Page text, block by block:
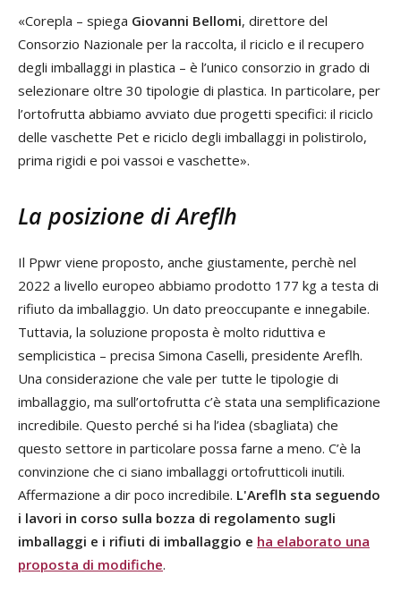
«Corepla – spiega Giovanni Bellomi, direttore del
Consorzio Nazionale per la raccolta, il riciclo e il recupero
degli imballaggi in plastica – è l’unico consorzio in grado di
selezionare oltre 30 tipologie di plastica. In particolare, per
l’ortofrutta abbiamo avviato due progetti specifici: il riciclo
delle vaschette Pet e riciclo degli imballaggi in polistirolo,
prima rigidi e poi vassoi e vaschette».
La posizione di Areflh
Il Ppwr viene proposto, anche giustamente, perchè nel
2022 a livello europeo abbiamo prodotto 177 kg a testa di
rifiuto da imballaggio. Un dato preoccupante e innegabile.
Tuttavia, la soluzione proposta è molto riduttiva e
semplicistica – precisa Simona Caselli, presidente Areflh.
Una considerazione che vale per tutte le tipologie di
imballaggio, ma sull’ortofrutta c’è stata una semplificazione
incredibile. Questo perché si ha l’idea (sbagliata) che
questo settore in particolare possa farne a meno. C’è la
convinzione che ci siano imballaggi ortofrutticoli inutili.
Affermazione a dir poco incredibile. L'Areflh sta seguendo
i lavori in corso sulla bozza di regolamento sugli
imballaggi e i rifiuti di imballaggio e ha elaborato una
proposta di modifiche.